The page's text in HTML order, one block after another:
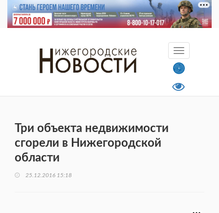
Три объекта недвижимости
сгорели в Нижегородской
области
25.12.2016 15:18